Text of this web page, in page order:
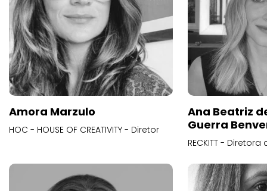
Amora Marzulo
HOC - HOUSE OF CREATIVITY - Diretor
Ana Beatriz
Guerra
RECKITT -